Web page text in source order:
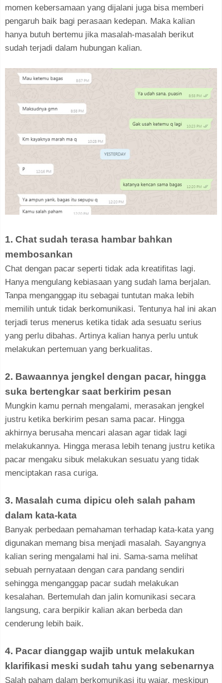
momen kebersamaan yang dijalani juga bisa memberi
pengaruh baik bagi perasaan kedepan. Maka kalian
hanya butuh bertemu jika masalah-masalah berikut
sudah terjadi dalam hubungan kalian.
1. Chat sudah terasa hambar bahkan
membosankan
Chat dengan pacar seperti tidak ada kreatifitas lagi.
Hanya mengulang kebiasaan yang sudah lama berjalan.
Tanpa menganggap itu sebagai tuntutan maka lebih
memilih untuk tidak berkomunikasi. Tentunya hal ini akan
terjadi terus menerus ketika tidak ada sesuatu serius
yang perlu dibahas. Artinya kalian hanya perlu untuk
melakukan pertemuan yang berkualitas.
2. Bawaannya jengkel dengan pacar, hingga
suka bertengkar saat berkirim pesan
Mungkin kamu pernah mengalami, merasakan jengkel
justru ketika berkirim pesan sama pacar. Hingga
akhirnya berusaha mencari alasan agar tidak lagi
melakukannya. Hingga merasa lebih tenang justru ketika
pacar mengaku sibuk melakukan sesuatu yang tidak
menciptakan rasa curiga.
3. Masalah cuma dipicu oleh salah paham
dalam kata-kata
Banyak perbedaan pemahaman terhadap kata-kata yang
digunakan memang bisa menjadi masalah. Sayangnya
kalian sering mengalami hal ini. Sama-sama melihat
sebuah pernyataan dengan cara pandang sendiri
sehingga menganggap pacar sudah melakukan
kesalahan. Bertemulah dan jalin komunikasi secara
langsung, cara berpikir kalian akan berbeda dan
cenderung lebih baik.
4. Pacar dianggap wajib untuk melakukan
klarifikasi meski sudah tahu yang sebenarnya
Salah paham dalam berkomunikasi itu wajar, meskipun